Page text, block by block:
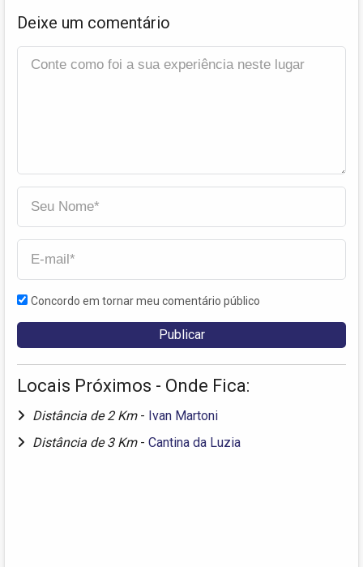
Deixe um comentário
Concordo em tornar meu comentário público
Locais Próximos - Onde Fica:
Distância de 2 Km - Ivan Martoni
Distância de 3 Km - Cantina da Luzia